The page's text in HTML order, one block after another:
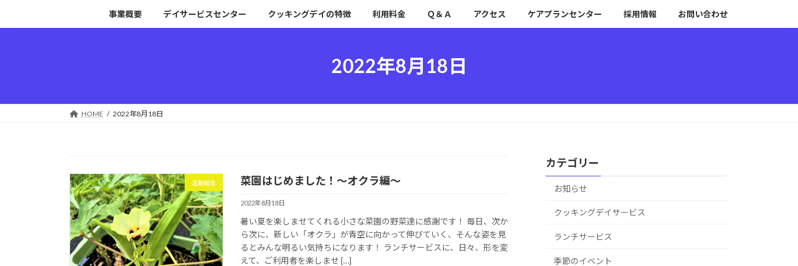
キ
に
事業概要 デイサービスセンター クッキングデイの特徴 利用料金 Ｑ＆Ａ アクセス ケアプランセンター 採用情報 お問い合わせ
2022年8月18日
HOME 2022年8月18日
活動報告 菜園はじめました！～オクラ編～
2022年8月18日
暑い夏を楽しませてくれる小さな菜園の野菜達に感謝です！ 毎日、次か
ら次に、新しい「オクラ」が青空に向かって伸びていく、そんな姿を見
るとみんな明るい気持ちになります！ ランチサービスに、日々、形を変
えて、ご利用者を楽しませ […]
カテゴリー
お知らせ
クッキングデイサービス
ランチサービス
季節のイベント